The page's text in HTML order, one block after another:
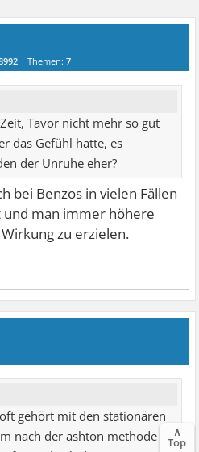
Themen:7
Tavor nicht mehr so gut
das Gefühl hatte, es
der Unruhe eher?
bei Benzos in vielen Fällen
man immer höhere
zu erzielen.
gehört mit den stationären
nach der ashton methode
∧
Top